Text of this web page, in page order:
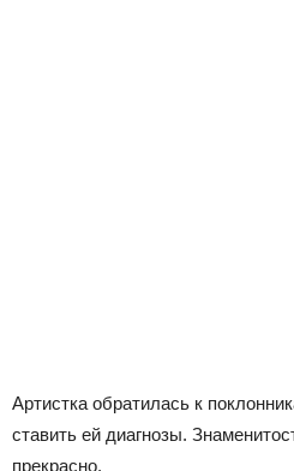
Артистка обратилась к
ставить ей диагнозы.
прекрасно.